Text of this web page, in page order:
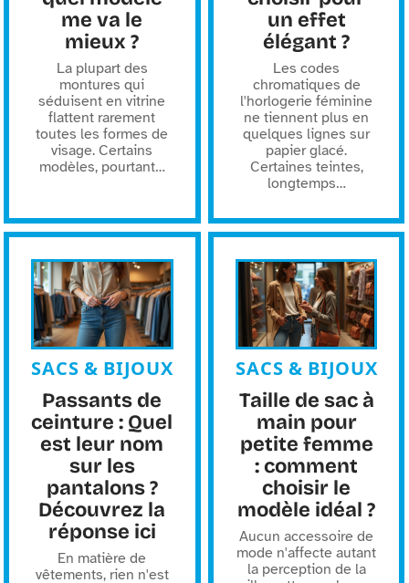
me va le
mieux ?
La plupart des
montures qui
séduisent en vitrine
flattent rarement
toutes les formes de
visage. Certains
modèles, pourtant…
un effet
élégant ?
Les codes
chromatiques de
l'horlogerie féminine
ne tiennent plus en
quelques lignes sur
papier glacé.
Certaines teintes,
longtemps…
SACS & BIJOUX
Passants de
ceinture : Quel
est leur nom
sur les
pantalons ?
Découvrez la
réponse ici
En matière de
vêtements, rien n'est
SACS & BIJOUX
Taille de sac à
main pour
petite femme
: comment
choisir le
modèle idéal ?
Aucun accessoire de
mode n'affecte autant
la perception de la